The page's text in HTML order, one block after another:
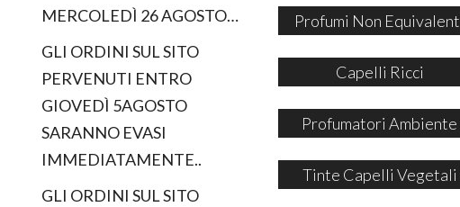
Profumi Non
Capelli Ricci
Profumatori Ambiente
Tinte Capelli Vegetali
MERCOLEDÌ 26 AGOSTO…
GLI ORDINI SUL SITO
PERVENUTI ENTRO
GIOVEDÌ 5AGOSTO
SARANNO EVASI
IMMEDIATAMENTE..
GLI ORDINI SUL SITO